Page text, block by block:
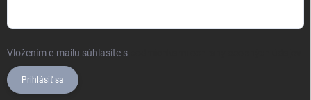
Vložením e-mailu súhlasíte s
Prihlásiť sa